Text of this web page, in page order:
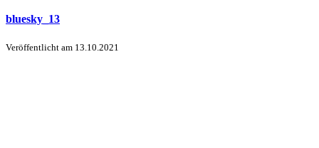
bluesky_13
Veröffentlicht am 13.10.2021